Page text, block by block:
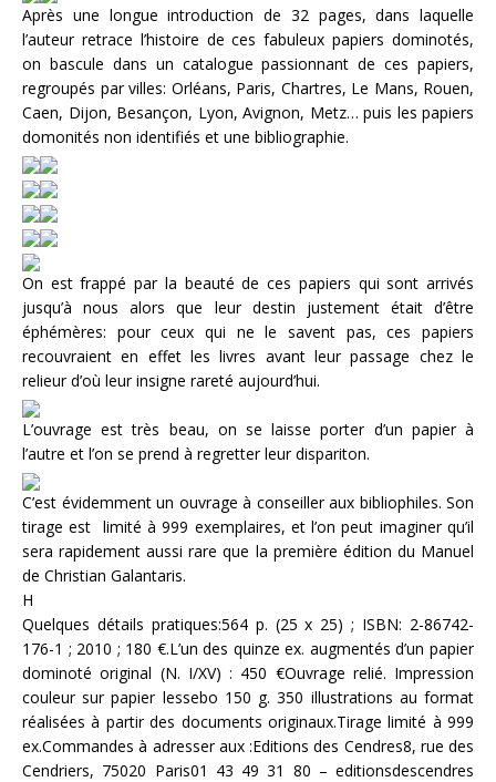
Après une longue introduction de 32 pages, dans laquelle
l’auteur retrace l’histoire de ces fabuleux papiers dominotés,
on bascule dans un catalogue passionnant de ces papiers,
regroupés par villes: Orléans, Paris, Chartres, Le Mans, Rouen,
Caen, Dijon, Besançon, Lyon, Avignon, Metz… puis les papiers
domonités non identifiés et une bibliographie.
On est frappé par la beauté de ces papiers qui sont arrivés
jusqu’à nous alors que leur destin justement était d’être
éphémères: pour ceux qui ne le savent pas, ces papiers
recouvraient en effet les livres avant leur passage chez le
relieur d’où leur insigne rareté aujourd’hui.
L’ouvrage est très beau, on se laisse porter d’un papier à
l’autre et l’on se prend à regretter leur dispariton.
C’est évidemment un ouvrage à conseiller aux bibliophiles. Son
tirage est limité à 999 exemplaires, et l’on peut imaginer qu’il
sera rapidement aussi rare que la première édition du Manuel
de Christian Galantaris.
H
Quelques détails pratiques:564 p. (25 x 25) ; ISBN: 2-86742-
176-1 ; 2010 ; 180 €.L’un des quinze ex. augmentés d’un papier
dominoté original (N. I/XV) : 450 €Ouvrage relié. Impression
couleur sur papier lessebo 150 g. 350 illustrations au format
réalisées à partir des documents originaux.Tirage limité à 999
ex.Commandes à adresser aux :Editions des Cendres8, rue des
Cendriers, 75020 Paris01 43 49 31 80 – editionsdescendres